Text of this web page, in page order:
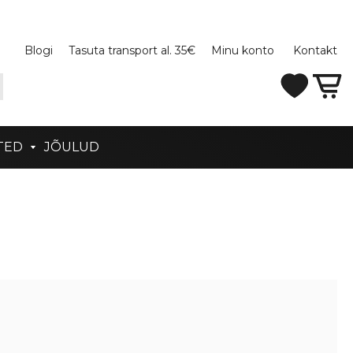
Blogi Tasuta transport al. 35€ Minu konto Kontakt
JÕULUD